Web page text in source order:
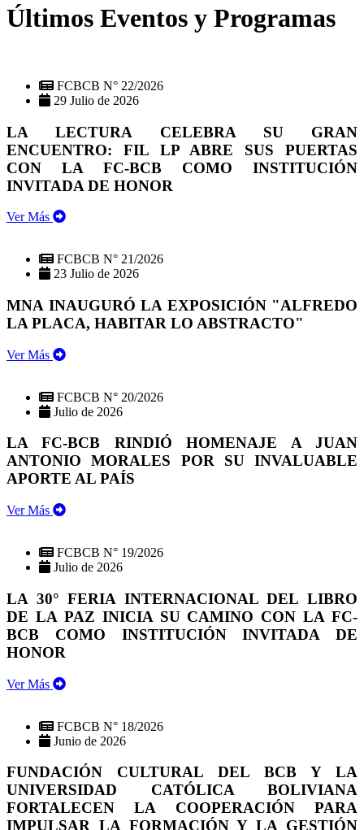
Últimos Eventos y Programas
FCBCB N° 22/2026
29 Julio de 2026
LA LECTURA CELEBRA SU GRAN
ENCUENTRO: FIL LP ABRE SUS PUERTAS
CON LA FC-BCB COMO INSTITUCIÓN
INVITADA DE HONOR
Ver Más
FCBCB N° 21/2026
23 Julio de 2026
MNA INAUGURÓ LA EXPOSICIÓN "ALFREDO
LA PLACA, HABITAR LO ABSTRACTO"
Ver Más
FCBCB N° 20/2026
Julio de 2026
LA FC-BCB RINDIÓ HOMENAJE A JUAN
ANTONIO MORALES POR SU INVALUABLE
APORTE AL PAÍS
Ver Más
FCBCB N° 19/2026
Julio de 2026
LA 30° FERIA INTERNACIONAL DEL LIBRO
DE LA PAZ INICIA SU CAMINO CON LA FC-
BCB COMO INSTITUCIÓN INVITADA DE
HONOR
Ver Más
FCBCB N° 18/2026
Junio de 2026
FUNDACIÓN CULTURAL DEL BCB Y LA
UNIVERSIDAD CATÓLICA BOLIVIANA
FORTALECEN LA COOPERACIÓN PARA
IMPULSAR LA FORMACIÓN Y LA GESTIÓN